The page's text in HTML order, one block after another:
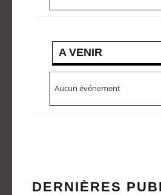
A VENIR
Aucun événement
DERNIÈRES